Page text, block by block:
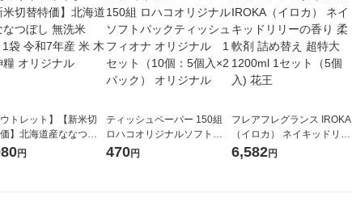
ウトレット】【新米切
】北海道産ななつぼ
米 5kg 1袋 令和7年産
円
ティッシュペーパー 150組
ロハコオリジナルソフトパ
ックティッシュ フィオナ オ
470円
フレアフレグランス IROKA
（イロカ） ネイキッドリリ
ーの香り 柔軟剤 詰め替え 超
6,582円